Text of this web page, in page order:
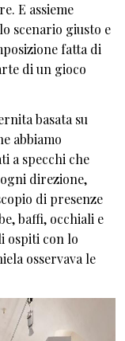
E assieme
scenario giusto e
fatta di
di un gioco
basata su
abbiamo
a specchi che
direzione,
di presenze
baffi, occhiali e
ospiti con lo
osservava le